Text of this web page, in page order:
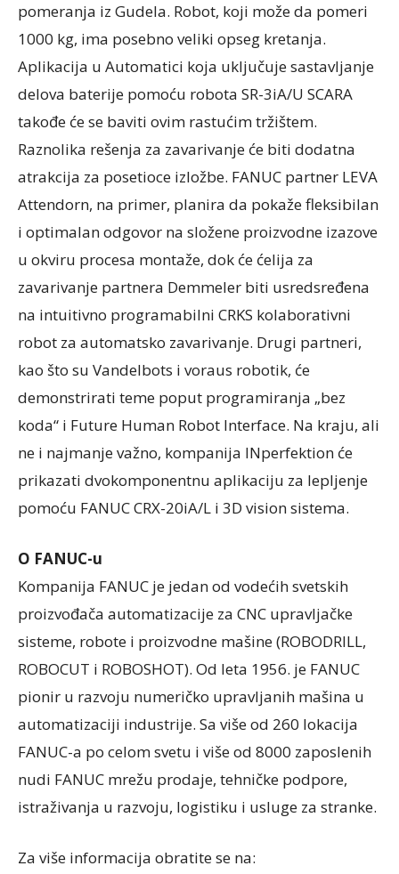
pomeranja iz Gudela. Robot, koji može da pomeri
1000 kg, ima posebno veliki opseg kretanja.
Aplikacija u Automatici koja uključuje sastavljanje
delova baterije pomoću robota SR-3iA/U SCARA
takođe će se baviti ovim rastućim tržištem.
Raznolika rešenja za zavarivanje će biti dodatna
atrakcija za posetioce izložbe. FANUC partner LEVA
Attendorn, na primer, planira da pokaže fleksibilan
i optimalan odgovor na složene proizvodne izazove
u okviru procesa montaže, dok će ćelija za
zavarivanje partnera Demmeler biti usredsređena
na intuitivno programabilni CRKS kolaborativni
robot za automatsko zavarivanje. Drugi partneri,
kao što su Vandelbots i voraus robotik, će
demonstrirati teme poput programiranja „bez
koda“ i Future Human Robot Interface. Na kraju, ali
ne i najmanje važno, kompanija INperfektion će
prikazati dvokomponentnu aplikaciju za lepljenje
pomoću FANUC CRX-20iA/L i 3D vision sistema.
O FANUC-u
Kompanija FANUC je jedan od vodećih svetskih
proizvođača automatizacije za CNC upravljačke
sisteme, robote i proizvodne mašine (ROBODRILL,
ROBOCUT i ROBOSHOT). Od leta 1956. je FANUC
pionir u razvoju numeričko upravljanih mašina u
automatizaciji industrije. Sa više od 260 lokacija
FANUC-a po celom svetu i više od 8000 zaposlenih
nudi FANUC mrežu prodaje, tehničke podpore,
istraživanja u razvoju, logistiku i usluge za stranke.
Za više informacija obratite se na: